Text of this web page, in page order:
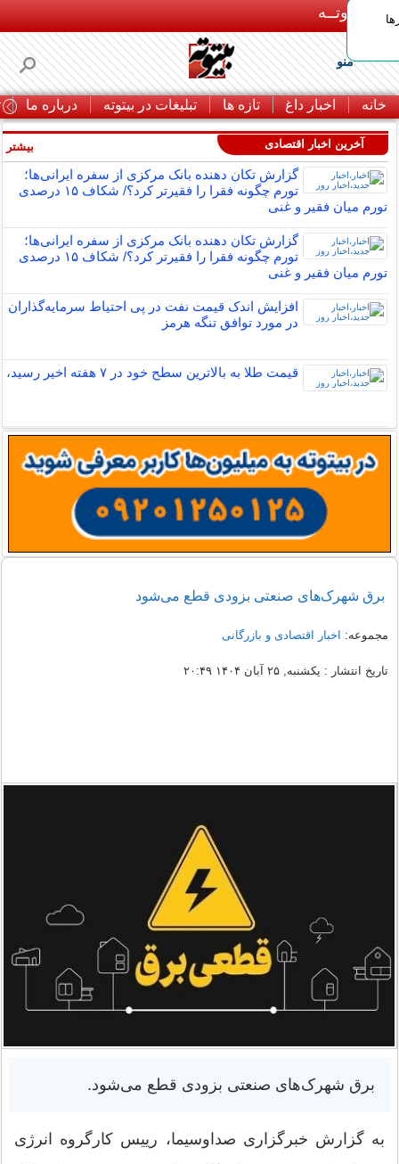
بـیتوتــه
منو
خانه اخبار داغ تازه ها تبلیغات در بیتوته درباره ما
آخرین اخبار اقتصادی
گزارش تکان‌ دهنده بانک مرکزی از سفره ایرانی‌ها؛
تورم چگونه فقرا را فقیرتر کرد؟/ شکاف ۱۵ درصدی
تورم میان فقیر و غنی
گزارش تکان‌ دهنده بانک مرکزی از سفره ایرانی‌ها؛
تورم چگونه فقرا را فقیرتر کرد؟/ شکاف ۱۵ درصدی
تورم میان فقیر و غنی
افزایش اندک قیمت نفت در پی احتیاط سرمایه‌گذاران
در مورد توافق تنگه هرمز
قیمت طلا به بالاترین سطح خود در ۷ هفته اخیر رسید،
بیشتر
برق شهرک‌های صنعتی بزودی قطع می‌شود
مجموعه: اخبار اقتصادی و بازرگانی
تاریخ انتشار : یکشنبه, ۲۵ آبان ۱۴۰۴ ۲۰:۴۹
برق شهرک‌های صنعتی بزودی قطع می‌شود.
به گزارش خبرگزاری صداوسیما، رییس کارگروه انرژی